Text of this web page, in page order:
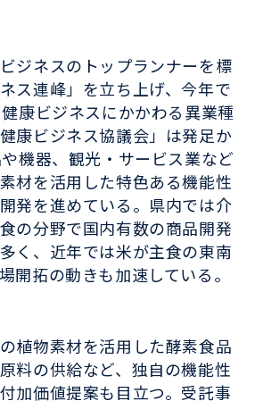
ジネスのトップランナーを標
ス連峰」を立ち上げ、今年で
康ビジネスにかかわる異業種
康ビジネス協議会」は発足か
機器、観光・サービス業など
材を活用した特色ある機能性
発を進めている。県内では介
の分野で国内有数の商品開発
く、近年では米が主食の東南
開拓の動きも加速している。
植物素材を活用した酵素食品
料の供給など、独自の機能性
加価値提案も目立つ。受託事